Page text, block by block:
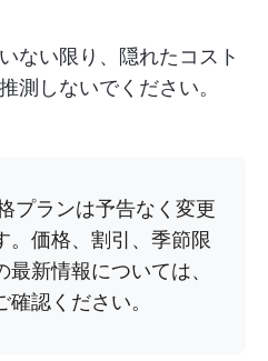
ない限り、隠れたコスト
測しないでください。
プランは予告なく変更
。価格、割引、季節限
新情報については、
認ください。